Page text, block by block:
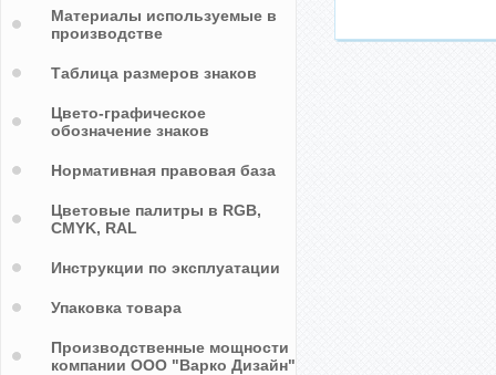
Материалы используемые в
производстве
Таблица размеров знаков
Цвето-графическое
обозначение знаков
Нормативная правовая база
Цветовые палитры в RGB,
CMYK, RAL
Инструкции по эксплуатации
Упаковка товара
Производственные мощности
компании ООО "Варко Дизайн"